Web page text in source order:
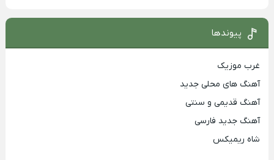
پیوندها
غرب موزیک
آهنگ های محلی جدید
آهنگ قدیمی و سنتی
آهنگ جدید فارسی
شاه ریمیکس